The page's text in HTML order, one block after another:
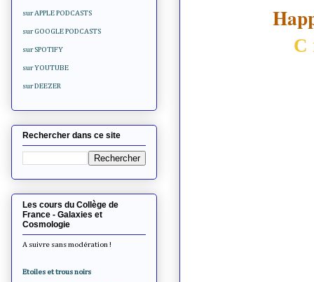
С
sur APPLE PODCASTS
sur GOOGLE PODCASTS
sur SPOTIFY
sur YOUTUBE
sur DEEZER
Rechercher dans ce site
Les cours du Collège de
France - Galaxies et
Cosmologie
A suivre sans modération !
Etoiles et trous noirs